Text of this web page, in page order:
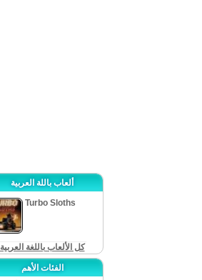
ألعاب باللة العربية
Turbo Sloths
كل الألعاب باللغة العربية
الفئات الأهم